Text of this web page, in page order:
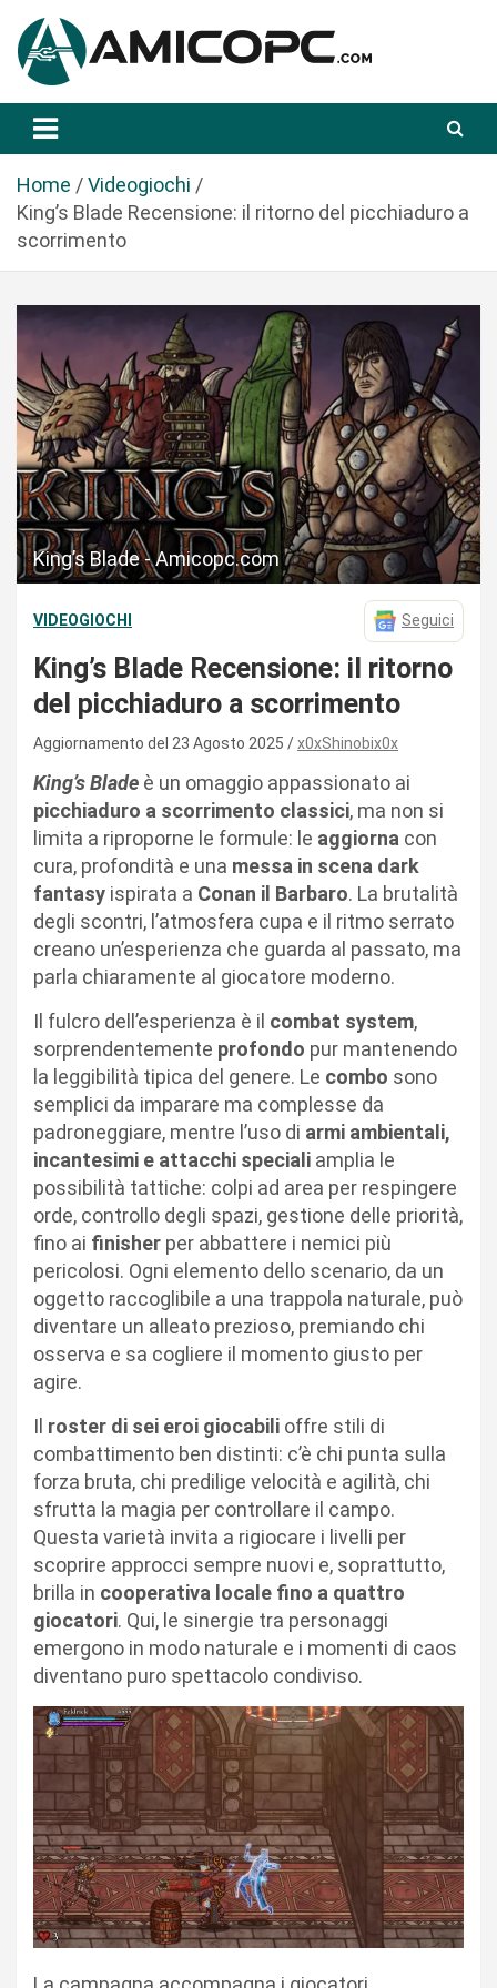
a
Amicopc.com
Home
Videogiochi
King’s Blade Recensione: il ritorno del picchiaduro a
scorrimento
King’s Blade - Amicopc.com
VIDEOGIOCHI Seguici
King’s Blade Recensione: il ritorno
del picchiaduro a scorrimento
Aggiornamento del 23 Agosto 2025 x0xShinobix0x
King’s Blade è un omaggio appassionato ai
picchiaduro a scorrimento classici, ma non si
limita a riproporne le formule: le aggiorna con
cura, profondità e una messa in scena dark
fantasy ispirata a Conan il Barbaro. La brutalità
degli scontri, l’atmosfera cupa e il ritmo serrato
creano un’esperienza che guarda al passato, ma
parla chiaramente al giocatore moderno.
Il fulcro dell’esperienza è il combat system,
sorprendentemente profondo pur mantenendo
la leggibilità tipica del genere. Le combo sono
semplici da imparare ma complesse da
padroneggiare, mentre l’uso di armi ambientali,
incantesimi e attacchi speciali amplia le
possibilità tattiche: colpi ad area per respingere
orde, controllo degli spazi, gestione delle priorità,
fino ai finisher per abbattere i nemici più
pericolosi. Ogni elemento dello scenario, da un
oggetto raccoglibile a una trappola naturale, può
diventare un alleato prezioso, premiando chi
osserva e sa cogliere il momento giusto per
agire.
Il roster di sei eroi giocabili offre stili di
combattimento ben distinti: c’è chi punta sulla
forza bruta, chi predilige velocità e agilità, chi
sfrutta la magia per controllare il campo.
Questa varietà invita a rigiocare i livelli per
scoprire approcci sempre nuovi e, soprattutto,
brilla in cooperativa locale fino a quattro
giocatori. Qui, le sinergie tra personaggi
emergono in modo naturale e i momenti di caos
diventano puro spettacolo condiviso.